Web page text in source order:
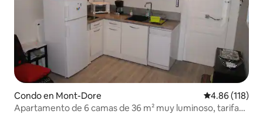
Condo en Mont-Dore Calificación
4.86 (118)
Apartamento de 6 camas de 36 m² muy luminoso, tarifa